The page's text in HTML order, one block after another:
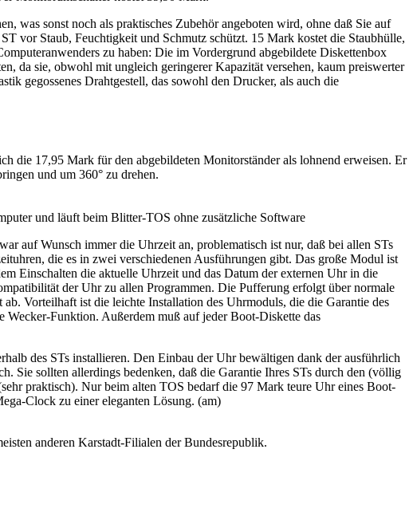
was sonst noch als praktisches Zubehör angeboten wird, ohne daß Sie auf
vor Staub, Feuchtigkeit und Schmutz schützt. 15 Mark kostet die Staubhülle,
zu haben: Die im Vordergrund abgebildete Diskettenbox
da sie, obwohl mit ungleich geringerer Kapazität versehen, kaum preiswerter
gegossenes Drahtgestell, das sowohl den Drucker, als auch die
die 17,95 Mark für den abgebildeten Monitorständer als lohnend erweisen. Er
und um 360° zu drehen.
und läuft beim Blitter-TOS ohne zusätzliche Software
auf Wunsch immer die Uhrzeit an, problematisch ist nur, daß bei allen STs
die es in zwei verschiedenen Ausführungen gibt. Das große Modul ist
Einschalten die aktuelle Uhrzeit und das Datum der externen Uhr in die
der Uhr zu allen Programmen. Die Pufferung erfolgt über normale
Vorteilhaft ist die leichte Installation des Uhrmoduls, die die Garantie des
Funktion. Außerdem muß auf jeder Boot-Diskette das
des STs installieren. Den Einbau der Uhr bewältigen dank der ausführlich
Sie sollten allerdings bedenken, daß die Garantie Ihres STs durch den (völlig
praktisch). Nur beim alten TOS bedarf die 97 Mark teure Uhr eines Boot-
Clock zu einer eleganten Lösung. (am)
anderen Karstadt-Filialen der Bundesrepublik.